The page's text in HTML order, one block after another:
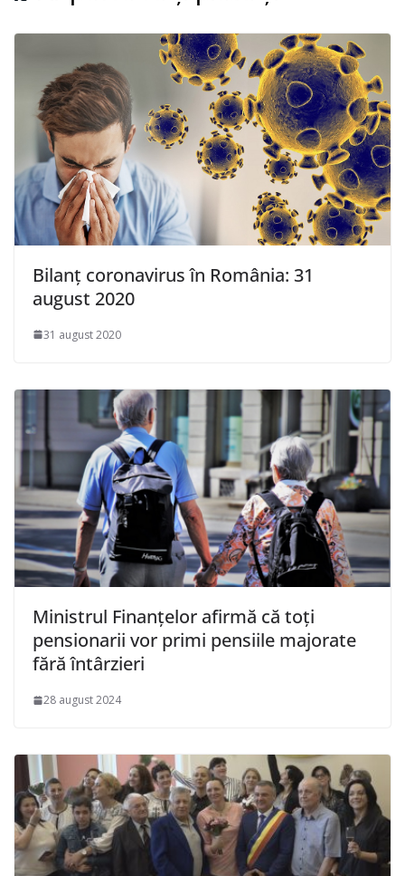
Bilanț coronavirus în România: 31
august 2020
31 august 2020
Ministrul Finanțelor afirmă că toţi
pensionarii vor primi pensiile majorate
fără întârzieri
28 august 2024